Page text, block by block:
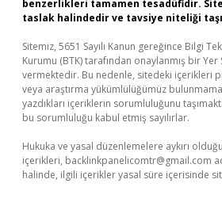
benzerlikleri tamamen tesadüfidir.
taslak halindedir ve tavsiye niteliği
Sitemiz, 5651 Sayılı Kanun gereğince Bilgi
Kurumu (BTK) tarafından onaylanmış bir Yer
vermektedir. Bu nedenle, sitedeki içerikleri
veya araştırma yükümlülüğümüz
yazdıkları içeriklerin sorumluluğunu
bu sorumluluğu kabul etmiş sayılırlar.
Hukuka ve yasal düzenlemelere aykırı
içerikleri, backlinkpanelicomtr@gmail.com
halinde, ilgili içerikler yasal süre içerisinde